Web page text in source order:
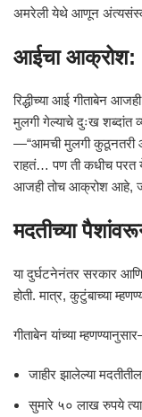
अमरेली येथे आणून
आईचा आक्रोश:
रिद्धीच्या आई गीताबेन
मुलगी गेल्याचे दुःख शब्दांत
—“आमची मुलगी कुठूनतरी
राहतं… पण ती कधीच परत
आजही तोच आक्रोश आहे,
मदतीच्या
या दुर्घटनेनंतर सरकार
होती. मात्र, कुटुंबाच्या
गीताबेन यांच्या
जाहीर झालेल्या
सुमारे ५० लाख रुपये